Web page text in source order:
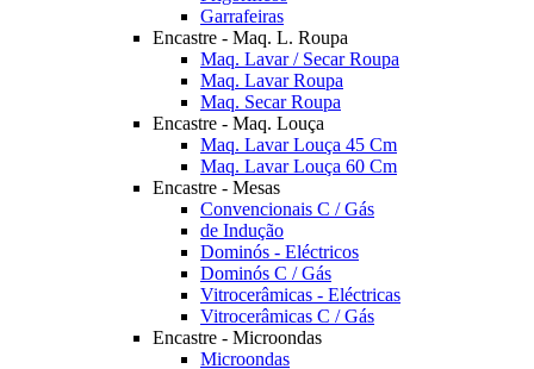
Garrafeiras
Encastre - Maq. L. Roupa
Maq. Lavar / Secar Roupa
Maq. Lavar Roupa
Maq. Secar Roupa
Encastre - Maq. Louça
Maq. Lavar Louça 45 Cm
Maq. Lavar Louça 60 Cm
Encastre - Mesas
Convencionais C / Gás
de Indução
Dominós - Eléctricos
Dominós C / Gás
Vitrocerâmicas - Eléctricas
Vitrocerâmicas C / Gás
Encastre - Microondas
Microondas